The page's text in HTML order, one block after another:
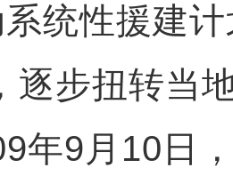
统性援建
逐步扭转当
9月10日，